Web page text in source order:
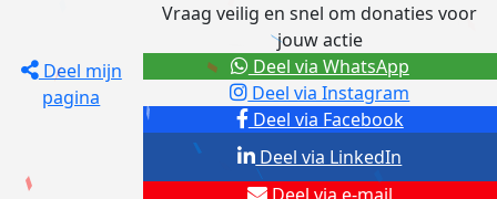
Deel mijn
pagina
Vraag veilig en snel om donaties voor
jouw actie
Deel via Facebook
Deel via Instagram
Deel via LinkedIn
Deel via WhatsApp